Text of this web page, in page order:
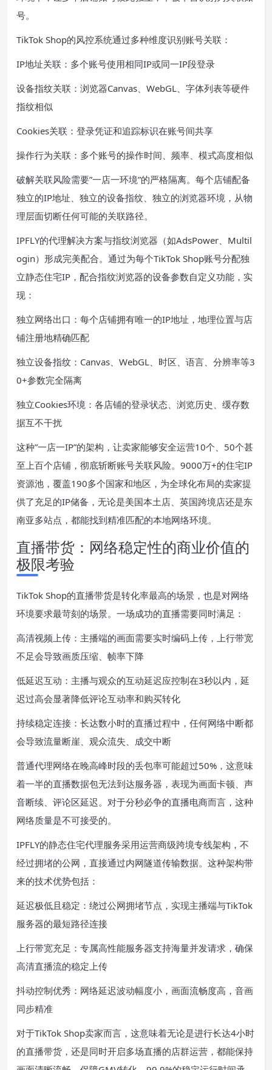
号。
TikTok Shop的风控系统通过多种维度识别账号关联：
IP地址关联：多个账号使用相同IP或同一IP段登录
设备指纹关联：浏览器Canvas、WebGL、字体列表等硬件
指纹相似
Cookies关联：登录凭证和追踪标识在账号间共享
操作行为关联：多个账号的操作时间、频率、模式高度相似
破解关联风险需要”一店一环境”的严格隔离。每个店铺配备
独立的IP地址、独立的设备指纹、独立的浏览器环境，从物
理层面切断任何可能的关联路径。
IPFLY的代理解决方案与指纹浏览器（如AdsPower、Multil
ogin）形成完美配合。通过为每个TikTok Shop账号分配独
立静态住宅IP，配合指纹浏览器的设备参数自定义功能，实
现：
独立网络出口：每个店铺拥有唯一的IP地址，地理位置与店
铺注册地精确匹配
独立设备指纹：Canvas、WebGL、时区、语言、分辨率等3
0+参数完全隔离
独立Cookies环境：各店铺的登录状态、浏览历史、缓存数
据互不干扰
这种”一店一IP”的架构，让卖家能够安全运营10个、50个甚
至上百个店铺，彻底斩断账号关联风险。9000万+的住宅IP
资源池，覆盖190多个国家和地区，为全球化布局的卖家提
供了充足的IP储备，无论是美国本土店、英国跨境店还是东
南亚多站点，都能找到精准匹配的本地网络环境。
直播带货：网络稳定性的商业价值的
极限考验
TikTok Shop的直播带货是转化率最高的场景，也是对网络
环境要求最苛刻的场景。一场成功的直播需要同时满足：
高清视频上传：主播端的画面需要实时编码上传，上行带宽
不足会导致画质压缩、帧率下降
低延迟互动：主播与观众的互动延迟应控制在3秒以内，延
迟过高会显著降低评论互动率和购买转化
持续稳定连接：长达数小时的直播过程中，任何网络中断都
会导致流量断崖、观众流失、成交中断
普通代理网络在晚高峰时段的丢包率可能超过50%，这意味
着一半的直播数据包无法到达服务器，表现为画面卡顿、声
音断续、评论区延迟。对于分秒必争的直播电商而言，这种
网络质量是不可接受的。
IPFLY的静态住宅代理服务采用运营商级跨境专线架构，不
经过拥堵的公网，直接通过内网隧道传输数据。这种架构带
来的技术优势包括：
延迟极低且稳定：绕过公网拥堵节点，实现主播端与TikTok
服务器的最短路径连接
上行带宽充足：专属高性能服务器支持海量并发请求，确保
高清直播流的稳定上传
抖动控制优秀：网络延迟波动幅度小，画面流畅度高，音画
同步精准
对于TikTok Shop卖家而言，这意味着无论是进行长达4小时
的直播带货，还是同时开启多场直播的店群运营，都能保持